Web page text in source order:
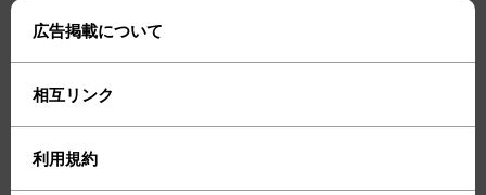
広告掲載について
相互リンク
利用規約